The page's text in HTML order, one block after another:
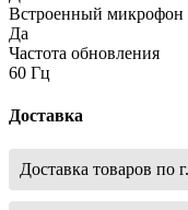
Встроенный микрофон
Да
Частота обновления
60 Гц
Доставка
Доставка товаров по